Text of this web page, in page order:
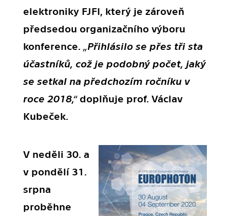
elektroniky FJFI, který je zároveň
předsedou organizačního výboru
konference. „Přihlásilo se přes tři sta
účastníků, což je podobný počet, jaký
se setkal na předchozím ročníku v
roce 2018,“ doplňuje prof. Václav
Kubeček.
V neděli 30. a
v pondělí 31.
srpna
proběhne